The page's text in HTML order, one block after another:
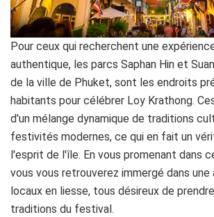
Pour ceux qui recherchent une
authentique, les parcs Saphan Hin et
de la ville de Phuket, sont les endroits
habitants pour célébrer Loy Krathong.
d'un mélange dynamique de traditions
festivités modernes, ce qui en fait un
l'esprit de l'île. En vous promenant dans
vous vous retrouverez immergé dans une
locaux en liesse, tous désireux de
traditions du festival.